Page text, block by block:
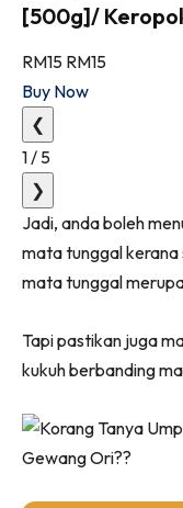
[500g]/
RM15 RM15
Buy Now
❮
1 / 5
❯
Jadi, anda boleh
mata tunggal
mata tunggal
Tapi pastikan juga
kukuh berbanding